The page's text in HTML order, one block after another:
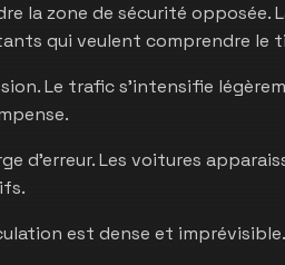
la zone de sécurité opposée.
qui veulent comprendre le
Le trafic s'intensifie
d'erreur. Les voitures
est dense et